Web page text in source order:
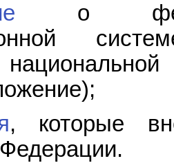
о
, которые